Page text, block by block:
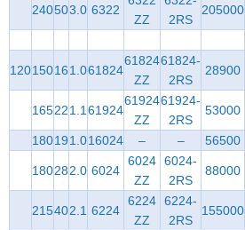
240503.0 6322
ZZ
2RS
205000
120150161.061824
61824
ZZ
61824-
2RS
28900
165221.161924
61924
ZZ
61924-
2RS
53000
180191.016024 – – 56500
180282.0 6024
6024
ZZ
6024-
2RS
88000
215402.1 6224
6224
ZZ
6224-
2RS
155000